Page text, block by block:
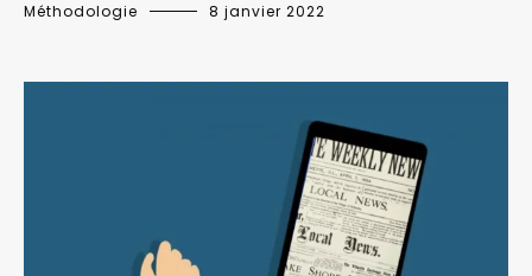
Méthodologie 8 janvier 2022